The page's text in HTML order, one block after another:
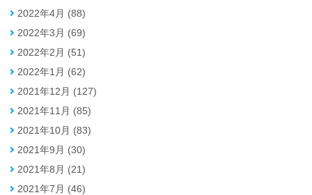
2022年4月 (88)
2022年3月 (69)
2022年2月 (51)
2022年1月 (62)
2021年12月 (127)
2021年11月 (85)
2021年10月 (83)
2021年9月 (30)
2021年8月 (21)
2021年7月 (46)